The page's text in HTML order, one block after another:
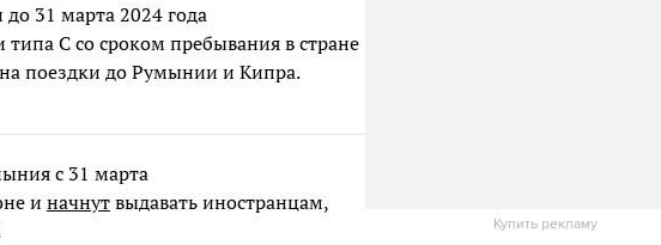
31 марта 2024 года
C со сроком пребывания в стране
поездки до Румынии и Кипра.
с 31 марта
и начнутвыдавать иностранцам,
Купить рекламу